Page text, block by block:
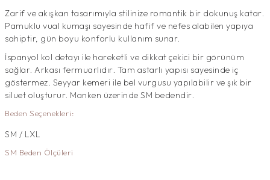
Zarif ve akışkan tasarımıyla stilinize romantik bir dokunuş katar.
Pamuklu vual kumaşı sayesinde hafif ve nefes alabilen yapıya
sahiptir, gün boyu konforlu kullanım sunar.
İspanyol kol detayı ile hareketli ve dikkat çekici bir görünüm
sağlar. Arkası fermuarlıdır. Tam astarlı yapısı sayesinde iç
göstermez. Seyyar kemeri ile bel vurgusu yapılabilir ve şık bir
siluet oluşturur. Manken üzerinde SM bedendir.
Beden Seçenekleri:
SM / LXL
SM Beden Ölçüleri